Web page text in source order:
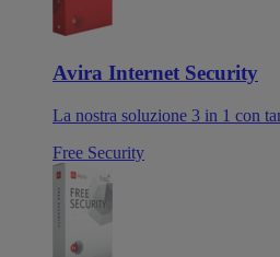
Avira Internet Security
La nostra soluzione 3 in 1 con
Free Security